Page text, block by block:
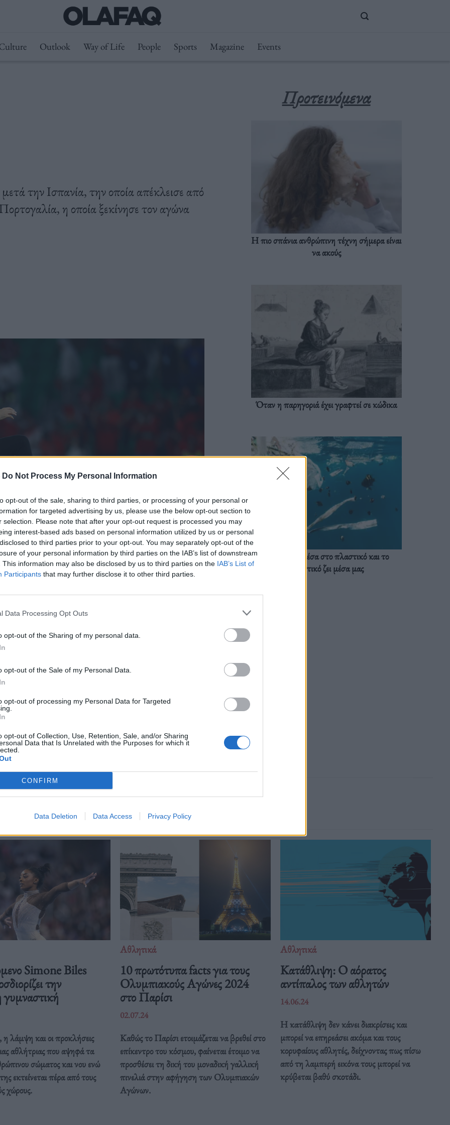
Do Not Process My Personal Information
opt-out of the sale, sharing to third parties, or processing of your personal or
for targeted advertising by us, please use the below opt-out section to
selection. Please note that after your opt-out request is processed you may
interest-based ads based on personal information utilized by us or personal
to third parties prior to your opt-out. You may separately opt-out of the
of your personal information by third parties on the IAB’s list of downstream
This information may also be disclosed by us to third parties on the IAB’s List of
Participants that may further disclose it to other third parties.
Data Processing Opt Outs
opt-out of the Sharing of my personal data.
opt-out of the Sale of my Personal Data.
opt-out of processing my Personal Data for Targeted
opt-out of Collection, Use, Retention, Sale, and/or Sharing
Data that Is Unrelated with the Purposes for which it
CONFIRM
Data Deletion Data Access Privacy Policy
Outlook Way of Life People Sports Magazine Events
την Ισπανία, την οποία απέκλεισε από
η οποία ξεκίνησε τον αγώνα
την Ισπανία, την οποία απέκλεισε
Πορτογαλία, η οποία ξεκίνησε τον
Προτεινόμενα
Η πιο σπάνια ανθρώπινη τέχνη σήμερα είναι
να ακούς
Όταν η παρηγοριά έχει γραφτεί σε κώδικα
Ζούμε ήδη μέσα στο πλαστικό και το
πλαστικό ζει μέσα μας
Δείτε επίσης
Simone Biles
την
γυμναστική
λάμψη και οι προκλήσεις
αθλήτριας που αψηφά τα
σώματος και νου ενώ
εκτείνεται πέρα από τους
χώρους.
Αθλητικά
10 πρωτότυπα facts για τους
Ολυμπιακούς Αγώνες 2024
στο Παρίσι
02.07.24
Καθώς το Παρίσι ετοιμάζεται να βρεθεί στο
επίκεντρο του κόσμου, φαίνεται έτοιμο να
προσθέσει τη δική του μοναδική γαλλική
πινελιά στην αφήγηση των Ολυμπιακών
Αγώνων.
Αθλητικά
Κατάθλιψη: Ο αόρατος
αντίπαλος των αθλητών
14.06.24
Η κατάθλιψη δεν κάνει διακρίσεις και
μπορεί να επηρεάσει ακόμα και τους
κορυφαίους αθλητές, δείχνοντας πως πίσω
από τη λαμπερή εικόνα τους μπορεί να
κρύβεται βαθύ σκοτάδι.